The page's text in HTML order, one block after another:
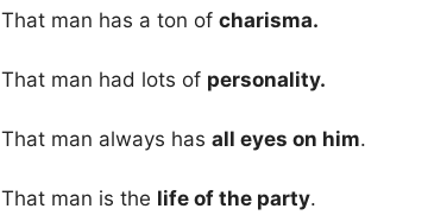
That man has a ton of charisma.
That man had lots of personality.
That man always has all eyes on him.
That man is the life of the party.